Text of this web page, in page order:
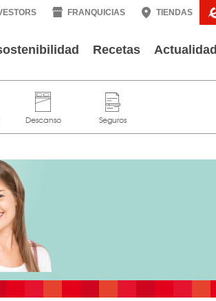
FRANQUICIAS TIENDAS
Recetas Actualidad